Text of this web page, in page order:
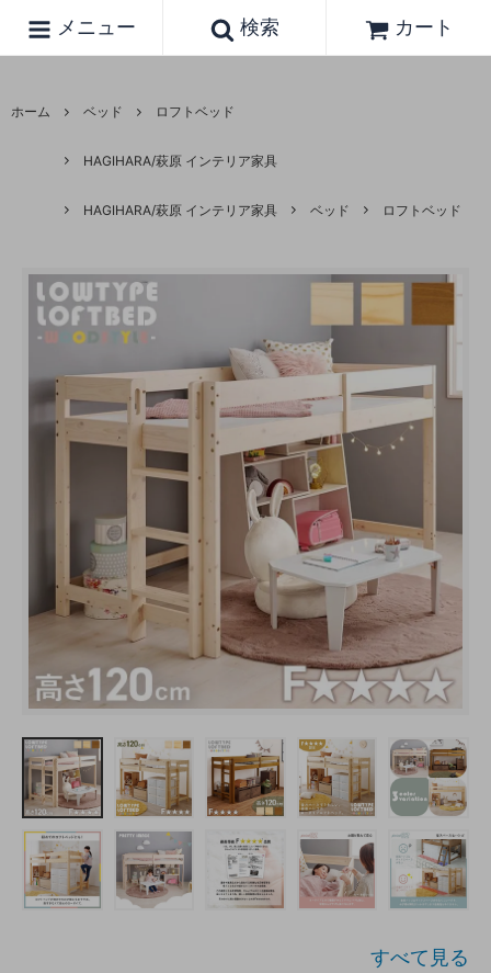
メニュー 検索 カート
ホーム ベッド ロフトベッド
HAGIHARA/萩原 インテリア家具
HAGIHARA/萩原 インテリア家具 ベッド ロフトベッド
すべて見る